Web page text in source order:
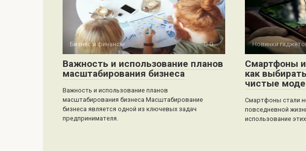
Бизнес и финансы 0
Важность и использование планов
масштабирования бизнеса
Важность и использование планов
масштабирования бизнеса Масштабирование
бизнеса является одной из ключевых задач
предпринимателя.
Новинки
Смартфоны
как
чистые
Смартфоны стали
повседневной
использование